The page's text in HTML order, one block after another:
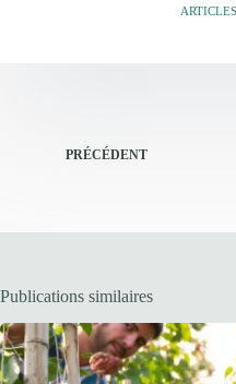
PRÉCÉDENT
Publications similaires